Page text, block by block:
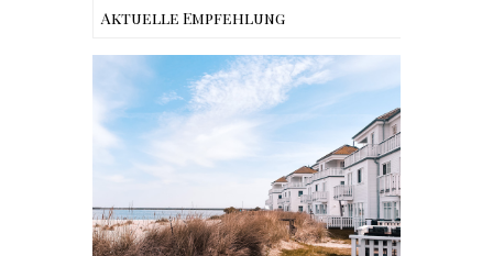
Aktuelle Empfehlung
Reisen - Schleiregion